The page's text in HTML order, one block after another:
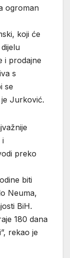
ogroman
koji će
i prodajne
s
se
Jurković.
i
preko
biti
Neuma,
BiH.
180 dana
rekao je